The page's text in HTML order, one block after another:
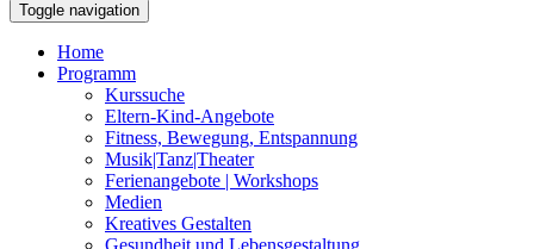
Toggle navigation
Home
Programm
Kurssuche
Eltern-Kind-Angebote
Fitness, Bewegung, Entspannung
Musik|Tanz|Theater
Ferienangebote | Workshops
Medien
Kreatives Gestalten
Gesundheit und Lebensgestaltung